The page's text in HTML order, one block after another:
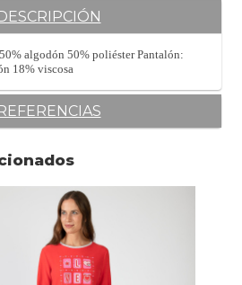
algodón 50% poliéster Pantalón:
18% viscosa